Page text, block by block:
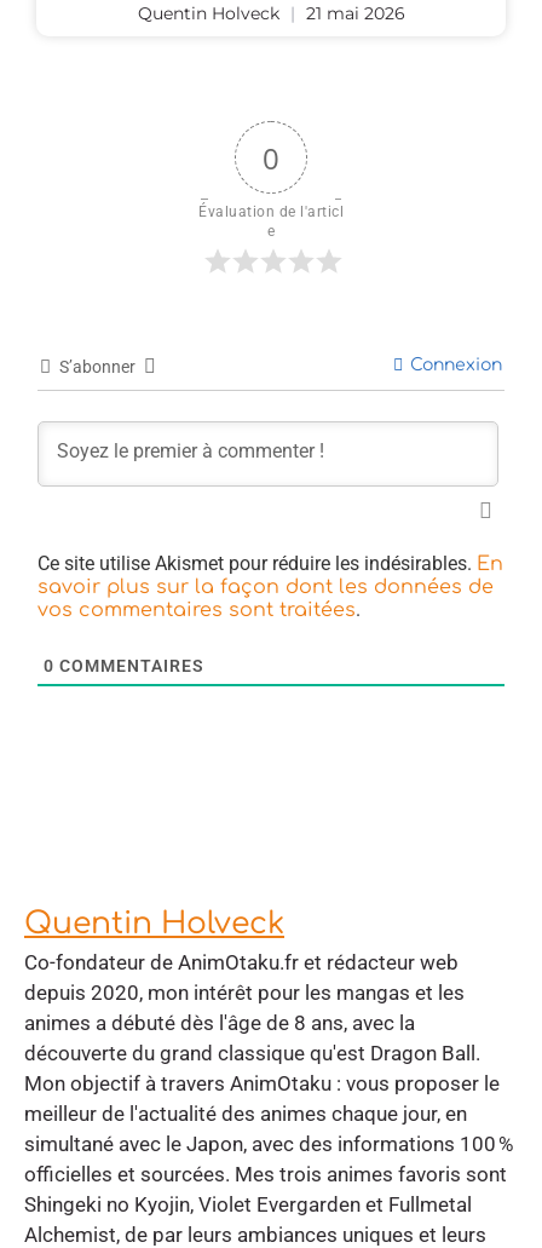
Quentin Holveck 21 mai 2026
0
Évaluation de l'articl
e
S’abonner Connexion
Ce site utilise Akismet pour réduire les indésirables. En
savoir plus sur la façon dont les données de
vos commentaires sont traitées.
0 COMMENTAIRES
Quentin Holveck
Co-fondateur de AnimOtaku.fr et rédacteur web
depuis 2020, mon intérêt pour les mangas et les
animes a débuté dès l'âge de 8 ans, avec la
découverte du grand classique qu'est Dragon Ball.
Mon objectif à travers AnimOtaku : vous proposer le
meilleur de l'actualité des animes chaque jour, en
simultané avec le Japon, avec des informations 100 %
officielles et sourcées. Mes trois animes favoris sont
Shingeki no Kyojin, Violet Evergarden et Fullmetal
Alchemist, de par leurs ambiances uniques et leurs